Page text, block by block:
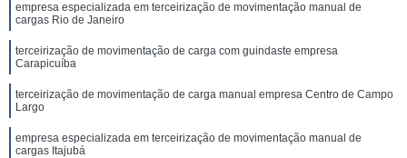
empresa especializada em terceirização de movimentação manual de
cargas Rio de Janeiro
terceirização de movimentação de carga com guindaste empresa
Carapicuíba
terceirização de movimentação de carga manual empresa Centro de Campo
Largo
empresa especializada em terceirização de movimentação manual de
cargas Itajubá